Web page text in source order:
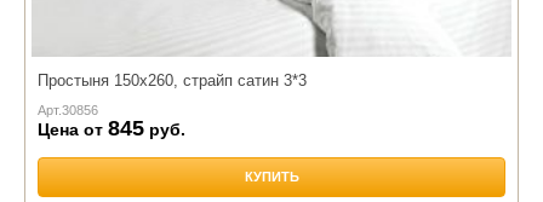
Простыня 150х260, страйп сатин 3*3
Арт.30856
Цена от 845 руб.
КУПИТЬ